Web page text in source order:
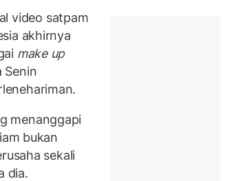
video satpam
akhirnya
make up
Senin
menanggapi
bukan
sekali
dia.